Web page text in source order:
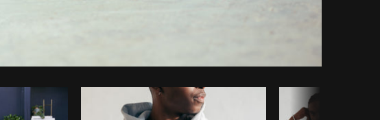
Copiar código